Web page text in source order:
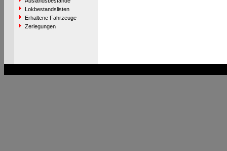
Lokbestandslisten
Erhaltene Fahrzeuge
Zerlegungen